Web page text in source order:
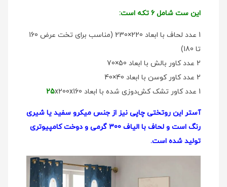
این ست شامل 6 تکه است:
1 عدد لحاف با ابعاد 220×230 (مناسب برای تخت عرض 160
تا 180)
2 عدد کاور بالش با ابعاد 50×70
2 عدد کاور کوسن با ابعاد 40×40
1 عدد کاور تشک کش‌دوزی شده با ابعاد
25x200x160
آستر این روتختی چاپی نیز از جنس میکرو سفید یا شیری
رنگ است و لحاف با الیاف 300 گرمی و دوخت کامپیوتری
تولید شده است.